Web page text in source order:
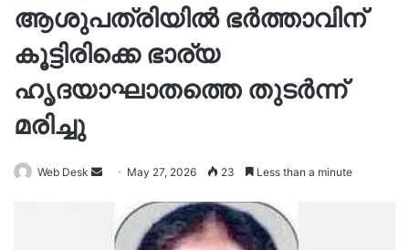
ആശുപത്രിയിൽ ഭർത്താവിന്
കൂട്ടിരിക്കെ ഭാര്യ
ഹൃദയാഘാതത്തെ തുടർന്ന്
മരിച്ചു
Web Desk
Send
email
May 27, 2026 23 Less than a minute